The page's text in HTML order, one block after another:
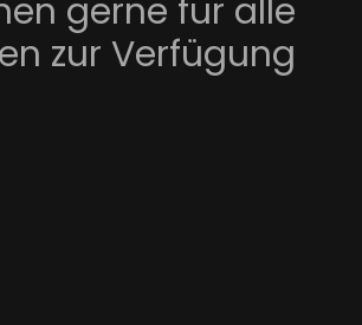
gerne für alle
zur Verfügung